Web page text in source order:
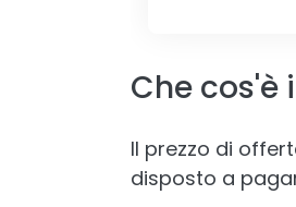
Che cos'è
Il prezzo di
disposto a